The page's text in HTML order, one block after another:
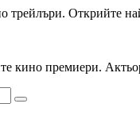
трейлъри. Открийте
кино премиери.